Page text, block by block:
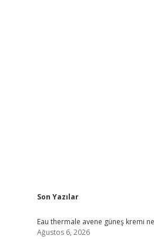
Sidebar
Son Yazılar
Eau thermale avene güneş kremi
Ağustos 6, 2026